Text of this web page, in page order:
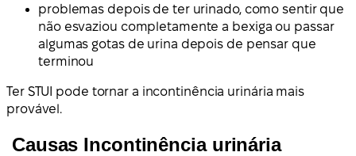
problemas depois de ter urinado, como sentir que
não esvaziou completamente a bexiga ou passar
algumas gotas de urina depois de pensar que
terminou
Ter STUI pode tornar a incontinência urinária mais
provável.
Causas Incontinência urinária